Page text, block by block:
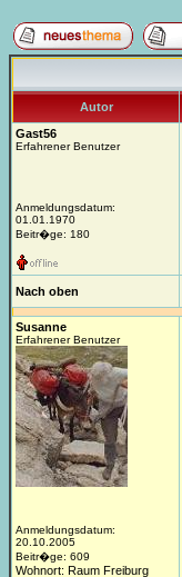
Autor
Gast56
Erfahrener Benutzer
Anmeldungsdatum:
01.01.1970
Beitr�ge: 180
Nach oben
Susanne
Erfahrener Benutzer
Anmeldungsdatum:
20.10.2005
Beitr�ge: 609
Wohnort: Raum Freiburg